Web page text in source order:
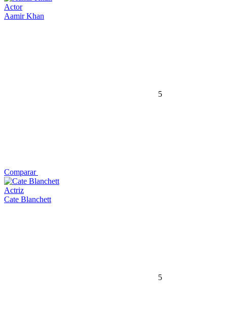
Actor
Aamir Khan
5
Comparar
Actriz
Cate Blanchett
5